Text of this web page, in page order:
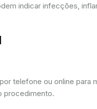
indicar infecções,
telefone ou online para
procedimento.